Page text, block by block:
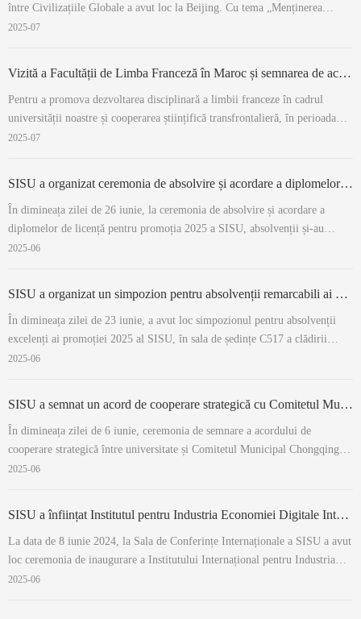
între Civilizațiile Globale a avut loc la Beijing. Cu tema „Menținerea
diversității civilizațiilor umane și promovarea comună a păcii și dezvoltării
2025-07
Vizită a Facultății de Limba Franceză în Maroc și semnarea de acorduri interuniversitare
Pentru a promova dezvoltarea disciplinară a limbii franceze în cadrul
universității noastre și cooperarea științifică transfrontalieră, în perioada
20–27 mai 2025, decana academică a Facultății de Limba Franceză și
2025-07
SISU a organizat ceremonia de absolvire și acordare a diplomelor pentru promoția 2025 de licență
În dimineața zilei de 26 iunie, la ceremonia de absolvire și acordare a
diplomelor de licență pentru promoția 2025 a SISU, absolvenții și-au
exprimat sentimentele de despărțire într-un mesaj emoționant adresat alma
2025-06
SISU a organizat un simpozion pentru absolvenții remarcabili ai promoției 2025
În dimineața zilei de 23 iunie, a avut loc simpozionul pentru absolvenții
excelenți ai promoției 2025 al SISU, în sala de ședințe C517 a clădirii
Lide. La eveniment au participat secretarul comitetului de partid al
2025-06
SISU a semnat un acord de cooperare strategică cu Comitetul Municipal Chongqing al Consiliului Chinez pentru Promovarea Comerțului Internațional
În dimineața zilei de 6 iunie, ceremonia de semnare a acordului de
cooperare strategică între universitate și Comitetul Municipal Chongqing al
Consiliului Chinez pentru Promovarea Comerțului Internațional(CCPCI) a
2025-06
SISU a înființat Institutul pentru Industria Economiei Digitale Internaționale
La data de 8 iunie 2024, la Sala de Conferințe Internaționale a SISU a avut
loc ceremonia de inaugurare a Institutului Internațional pentru Industria
Digitală (IIID). La eveniment au participat vicepreședintele universității,
2025-06